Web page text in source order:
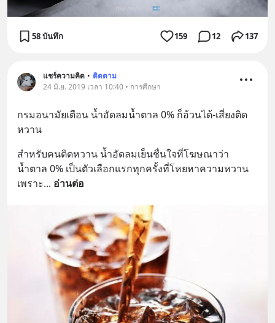
58 บันทึก 159 12 137
แชร์ความคิด • ติดตาม
24 มิ.ย. 2019 เวลา 10:40 • การศึกษา
กรมอนามัยเตือน น้ำอัดลมน้ำตาล 0% ก็อ้วนได้-เสี่ยงติด
หวาน
สำหรับคนติดหวาน น้ำอัดลมเย็นชื่นใจที่โฆษณาว่า
น้ำตาล 0% เป็นตัวเลือกแรกทุกครั้งที่โหยหาความหวาน
เพราะ... อ่านต่อ